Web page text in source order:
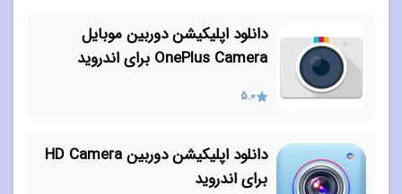
دانلود اپلیکیشن دوربین موبایل
OnePlus Camera برای اندروید
5.0
دانلود اپلیکیشن دوربین HD Camera
برای اندروید